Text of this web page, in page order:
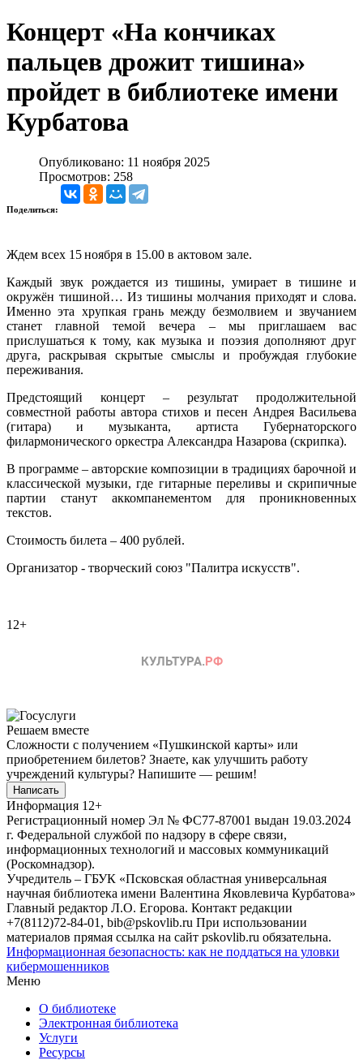
Концерт «На кончиках
пальцев дрожит тишина»
пройдет в библиотеке имени
Курбатова
Опубликовано: 11 ноября 2025
Просмотров: 258
Поделиться:
Ждем всех 15 ноября в 15.00 в актовом зале.
Каждый звук рождается из тишины, умирает в тишине и
окружён тишиной… Из тишины молчания приходят и слова.
Именно эта хрупкая грань между безмолвием и звучанием
станет главной темой вечера –мы приглашаем вас
прислушаться к тому, как музыка и поэзия дополняют друг
друга, раскрывая скрытые смыслы и пробуждая глубокие
переживания.
Предстоящий концерт – результат продолжительной
совместной работы автора стихов и песен Андрея Васильева
(гитара) и музыканта, артиста Губернаторского
филармонического оркестра Александра Назарова (скрипка).
В программе – авторские композиции в традициях барочной и
классической музыки, где гитарные переливы и скрипичные
партии станут аккомпанементом для проникновенных
текстов.
Стоимость билета – 400 рублей.
Организатор - творческий союз "Палитра искусств".
12+
Решаем вместе
Сложности с получением «Пушкинской карты» или
приобретением билетов? Знаете, как улучшить работу
учреждений культуры? Напишите — решим!
Написать
Информация 12+
Регистрационный номер Эл № ФС77-87001 выдан 19.03.2024
г. Федеральной службой по надзору в сфере связи,
информационных технологий и массовых коммуникаций
(Роскомнадзор).
Учредитель – ГБУК «Псковская областная универсальная
научная библиотека имени Валентина Яковлевича Курбатова»
Главный редактор Л.О. Егорова. Контакт редакции
+7(8112)72-84-01, bib@pskovlib.ru При использовании
материалов прямая ссылка на сайт pskovlib.ru обязательна.
Информационная безопасность: как не поддаться на уловки
кибермошенников
Меню
О библиотеке
Электронная библиотека
Услуги
Ресурсы